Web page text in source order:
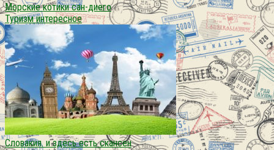
Морские котики сан-диего
Туризм интересное
Словакия. и здесь есть скансен